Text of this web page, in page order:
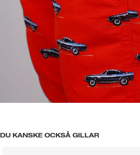
DU KANSKE OCKSÅ GILLAR